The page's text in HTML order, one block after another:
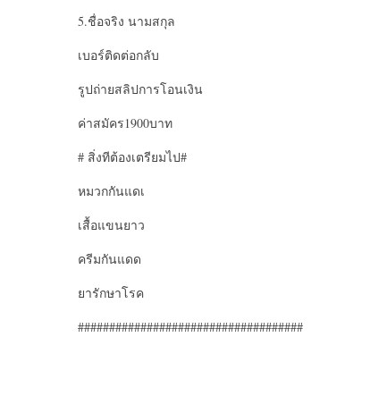
5.ชื่อจริง นามสกุล
เบอร์ติดต่อกลับ
รูปถ่ายสลิปการโอนเงิน
ค่าสมัคร1900บาท
# สิ่งทีต้องเตรียมไป#
หมวกกันแดเ
เสื้อแขนยาว
ครีมกันแดด
ยารักษาโรค
####################################